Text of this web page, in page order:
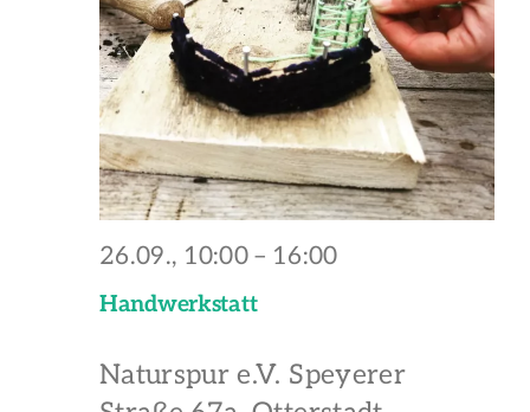
Handwerkstatt
26.09., 10:00 – 16:00
Naturspur e.V. Speyerer